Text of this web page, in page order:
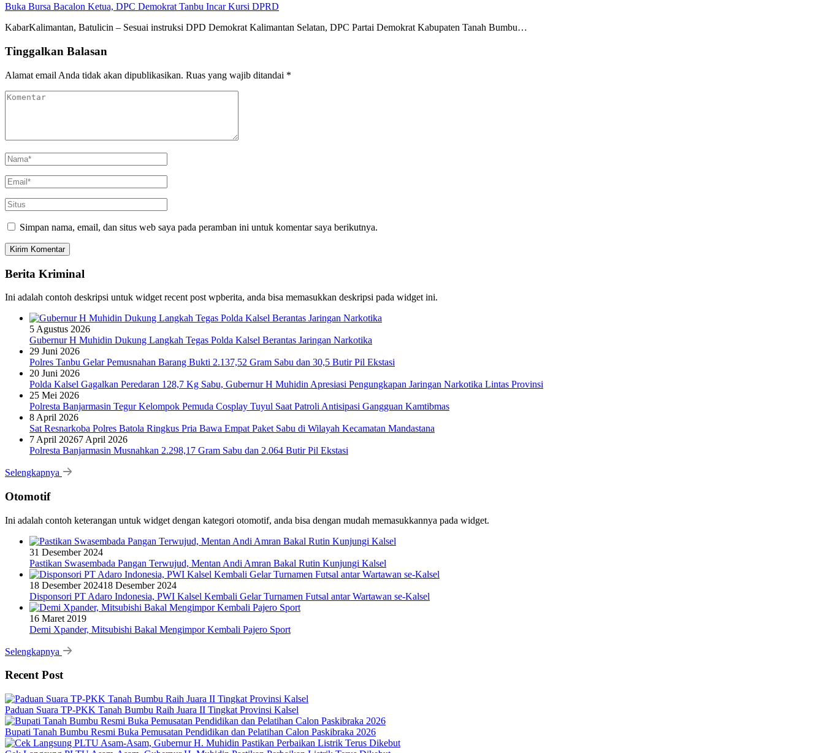
Buka Bursa Bacalon Ketua, DPC Demokrat Tanbu Incar Kursi DPRD
KabarKalimantan, Batulicin – Sesuai instruksi DPD Demokrat Kalimantan Selatan, DPC Partai Demokrat Kabupaten Tanah Bumbu…
Tinggalkan Balasan
Alamat email Anda tidak akan dipublikasikan. Ruas yang wajib ditandai *
Simpan nama, email, dan situs web saya pada peramban ini untuk komentar saya berikutnya.
Berita Kriminal
Ini adalah contoh deskripsi untuk widget recent post wpberita, anda bisa memasukkan deskripsi pada widget ini.
5 Agustus 2026
Gubernur H Muhidin Dukung Langkah Tegas Polda Kalsel Berantas Jaringan Narkotika
29 Juni 2026
Polres Tanbu Gelar Pemusnahan Barang Bukti 2.137,52 Gram Sabu dan 30,5 Butir Pil Ekstasi
20 Juni 2026
Polda Kalsel Gagalkan Peredaran 128,7 Kg Sabu, Gubernur H Muhidin Apresiasi Pengungkapan Jaringan Narkotika Lintas Provinsi
25 Mei 2026
Polresta Banjarmasin Tegur Kelompok Pemuda Cosplay Tuyul Saat Patroli Antisipasi Gangguan Kamtibmas
8 April 2026
Sat Resnarkoba Polres Batola Ringkus Pria Bawa Empat Paket Sabu di Wilayah Kecamatan Mandastana
7 April 20267 April 2026
Polresta Banjarmasin Musnahkan 2.298,17 Gram Sabu dan 2.064 Butir Pil Ekstasi
Selengkapnya
Otomotif
Ini adalah contoh keterangan untuk widget dengan kategori otomotif, anda bisa dengan mudah memasukkannya pada widget.
31 Desember 2024
Pastikan Swasembada Pangan Terwujud, Mentan Andi Amran Bakal Rutin Kunjungi Kalsel
18 Desember 202418 Desember 2024
Disponsori PT Adaro Indonesia, PWI Kalsel Kembali Gelar Turnamen Futsal antar Wartawan se-Kalsel
16 Maret 2019
Demi Xpander, Mitsubishi Bakal Mengimpor Kembali Pajero Sport
Selengkapnya
Recent Post
Paduan Suara TP-PKK Tanah Bumbu Raih Juara II Tingkat Provinsi Kalsel
Bupati Tanah Bumbu Resmi Buka Pemusatan Pendidikan dan Pelatihan Calon Paskibraka 2026